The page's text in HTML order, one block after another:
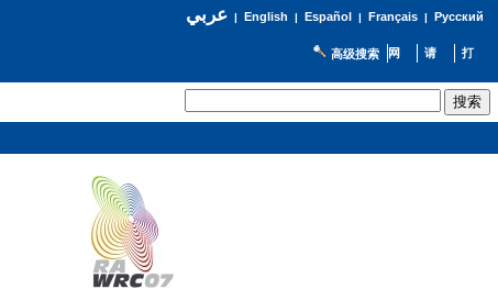
عربي| English | Español | Français| Русский
高级搜索